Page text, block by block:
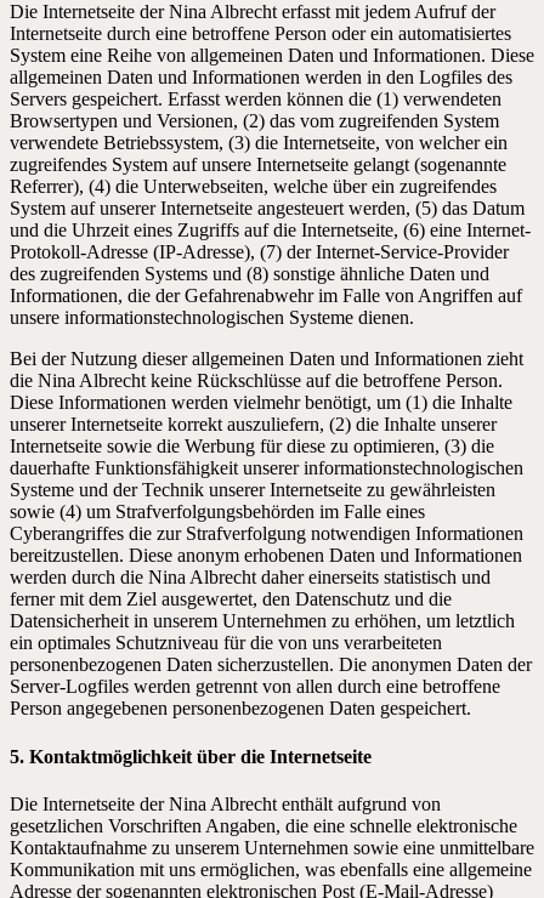
Die Internetseite der Nina Albrecht erfasst mit jedem Aufruf der
Internetseite durch eine betroffene Person oder ein automatisiertes
System eine Reihe von allgemeinen Daten und Informationen. Diese
allgemeinen Daten und Informationen werden in den Logfiles des
Servers gespeichert. Erfasst werden können die (1) verwendeten
Browsertypen und Versionen, (2) das vom zugreifenden System
verwendete Betriebssystem, (3) die Internetseite, von welcher ein
zugreifendes System auf unsere Internetseite gelangt (sogenannte
Referrer), (4) die Unterwebseiten, welche über ein zugreifendes
System auf unserer Internetseite angesteuert werden, (5) das Datum
und die Uhrzeit eines Zugriffs auf die Internetseite, (6) eine Internet-
Protokoll-Adresse (IP-Adresse), (7) der Internet-Service-Provider
des zugreifenden Systems und (8) sonstige ähnliche Daten und
Informationen, die der Gefahrenabwehr im Falle von Angriffen auf
unsere informationstechnologischen Systeme dienen.
Bei der Nutzung dieser allgemeinen Daten und Informationen zieht
die Nina Albrecht keine Rückschlüsse auf die betroffene Person.
Diese Informationen werden vielmehr benötigt, um (1) die Inhalte
unserer Internetseite korrekt auszuliefern, (2) die Inhalte unserer
Internetseite sowie die Werbung für diese zu optimieren, (3) die
dauerhafte Funktionsfähigkeit unserer informationstechnologischen
Systeme und der Technik unserer Internetseite zu gewährleisten
sowie (4) um Strafverfolgungsbehörden im Falle eines
Cyberangriffes die zur Strafverfolgung notwendigen Informationen
bereitzustellen. Diese anonym erhobenen Daten und Informationen
werden durch die Nina Albrecht daher einerseits statistisch und
ferner mit dem Ziel ausgewertet, den Datenschutz und die
Datensicherheit in unserem Unternehmen zu erhöhen, um letztlich
ein optimales Schutzniveau für die von uns verarbeiteten
personenbezogenen Daten sicherzustellen. Die anonymen Daten der
Server-Logfiles werden getrennt von allen durch eine betroffene
Person angegebenen personenbezogenen Daten gespeichert.
5. Kontaktmöglichkeit über die Internetseite
Die Internetseite der Nina Albrecht enthält aufgrund von
gesetzlichen Vorschriften Angaben, die eine schnelle elektronische
Kontaktaufnahme zu unserem Unternehmen sowie eine unmittelbare
Kommunikation mit uns ermöglichen, was ebenfalls eine allgemeine
Adresse der sogenannten elektronischen Post (E-Mail-Adresse)